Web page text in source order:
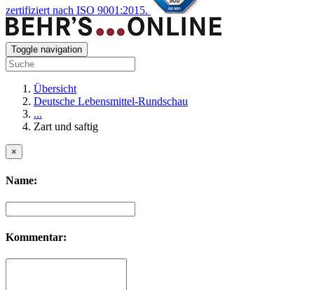
zertifiziert nach ISO 9001:2015.
Toggle navigation
Übersicht
Deutsche Lebensmittel-Rundschau
...
Zart und saftig
×
Name:
Kommentar: